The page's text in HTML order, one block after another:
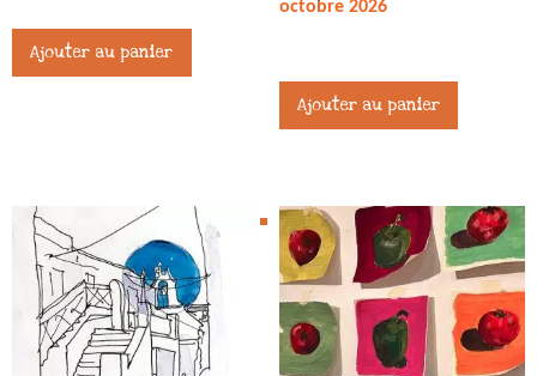
Ajouter au panier
octobre 2026
Ajouter au panier